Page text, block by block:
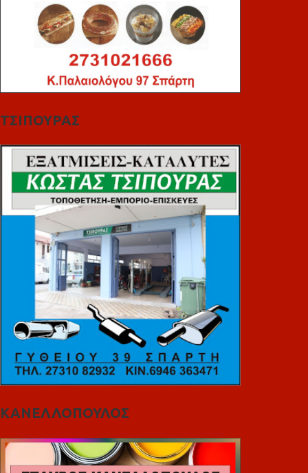
ΤΣΙΠΟΥΡΑΣ
ΚΑΝΕΛΛΟΠΟΥΛΟΣ